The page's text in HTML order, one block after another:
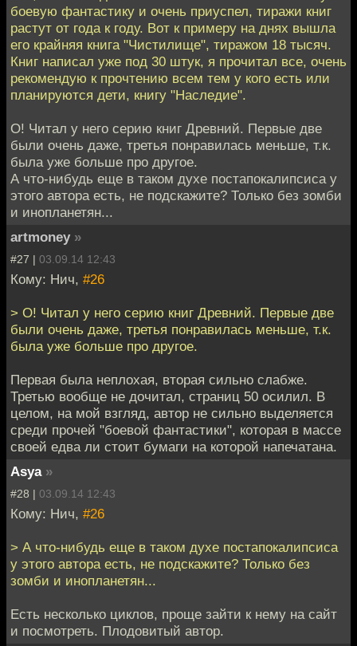
боевую фантастику и очень приуспел, тиражи книг
растут от года к году. Вот к примеру на днях вышла
его крайняя книга "Чистилище", тиражом 18 тысяч.
Книг написал уже под 30 штук, я прочитал все, очень
рекомендую к прочтению всем тем у кого есть или
планируются дети, книгу "Наследие".
О! Читал у него серию книг Древний. Первые две
были очень даже, третья понравилась меньше, т.к.
была уже больше про другое.
А что-нибудь еще в таком духе постапокалипсиса у
этого автора есть, не подскажите? Только без зомби
и инопланетян...
artmoney »
#27 | 03.09.14 12:43
Кому: Нич, #26
> О! Читал у него серию книг Древний. Первые две
были очень даже, третья понравилась меньше, т.к.
была уже больше про другое.
Первая была неплохая, вторая сильно слабже.
Третью вообще не дочитал, страниц 50 осилил. В
целом, на мой взгляд, автор не сильно выделяется
среди прочей "боевой фантастики", которая в массе
своей едва ли стоит бумаги на которой напечатана.
Asya »
#28 | 03.09.14 12:43
Кому: Нич, #26
> А что-нибудь еще в таком духе постапокалипсиса
у этого автора есть, не подскажите? Только без
зомби и инопланетян...
Есть несколько циклов, проще зайти к нему на сайт
и посмотреть. Плодовитый автор.